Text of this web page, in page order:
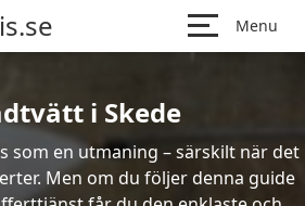
Menu
i Skede
som en utmaning – särskilt när det
Men om du följer denna guide